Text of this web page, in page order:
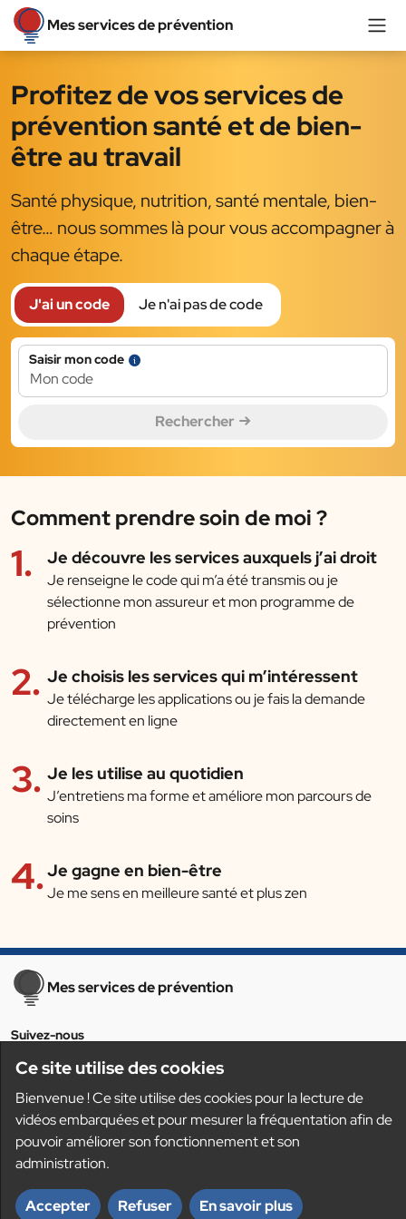
Ce site utilise des cookies
Bienvenue ! Ce site utilise des cookies pour la lecture de
vidéos embarquées et pour mesurer la fréquentation afin de
pouvoir améliorer son fonctionnement et son
administration.
Accepter Refuser En savoir plus
Aller au contenu
Aller à la navigation
Mes services de prévention
Profitez de vos services de
prévention santé et de bien-
être au travail
Santé physique, nutrition, santé mentale, bien-
être… nous sommes là pour vous accompagner à
chaque étape.
J'ai un code Je n'ai pas de code
Saisir mon code Infobulle
Rechercher
Comment prendre soin de moi ?
Je découvre les services auxquels j’ai droit
Je renseigne le code qui m’a été transmis ou je
sélectionne mon assureur et mon programme de
prévention
Je choisis les services qui m’intéressent
Je télécharge les applications ou je fais la demande
directement en ligne
Je les utilise au quotidien
J’entretiens ma forme et améliore mon parcours de
soins
Je gagne en bien-être
Je me sens en meilleure santé et plus zen
Pied de page
Mes services de prévention
Suivez-noussur les réseaux sociaux
LinkedIn
Mentions légales
Protection des données personnelles
Besoin d'aide ?
Accessibilité : non conformeGestion des cookies